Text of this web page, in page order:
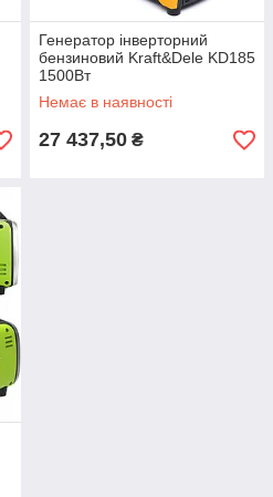
Генератор інверторний
бензиновий Kraft&Dele KD185
1500Вт
Немає в наявності
27 437,50 ₴